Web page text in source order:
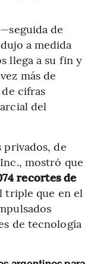
de
a medida
llega a su fin y
más de
cifras
del
de
mostró que
recortes de
triple que en el
de tecnología